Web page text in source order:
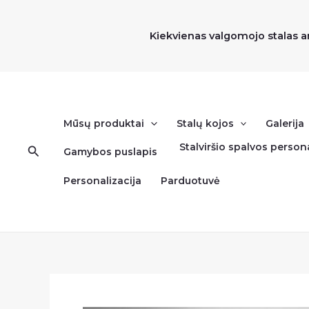
Kiekvienas valgomojo stalas
Paieška
Mūsų produktai Stalų kojos Galerija
Gamybos puslapis Stalviršio spalvos
Personalizacija Parduotuvė